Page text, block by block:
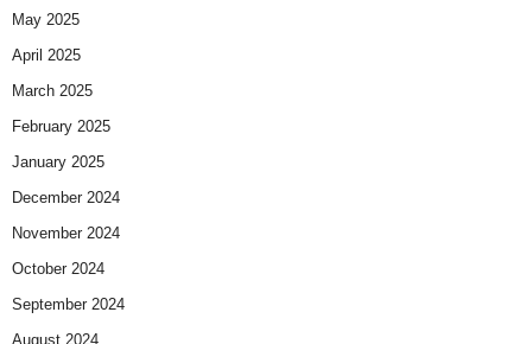
May 2025
April 2025
March 2025
February 2025
January 2025
December 2024
November 2024
October 2024
September 2024
August 2024